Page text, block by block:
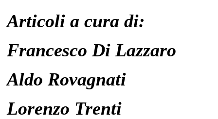
Articoli a cura di:
Francesco Di Lazzaro
Aldo Rovagnati
Lorenzo Trenti